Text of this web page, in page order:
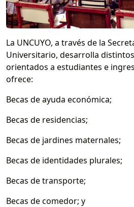
La UNCUYO, a través de la
Universitario, desarrolla
orientados a estudiantes e
ofrece:
Becas de ayuda económica;
Becas de residencias;
Becas de jardines maternales;
Becas de identidades plurales;
Becas de transporte;
Becas de comedor; y